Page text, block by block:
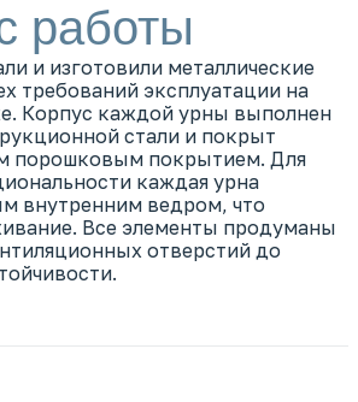
работы
и изготовили металлические
требований эксплуатации на
Корпус каждой урны выполнен
стали и покрыт
порошковым покрытием. Для
каждая урна
внутренним ведром, что
Все элементы продуманы
отверстий до